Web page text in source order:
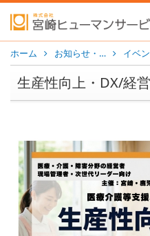
ホーム お知らせ・… イベ
生産性向上・DX/